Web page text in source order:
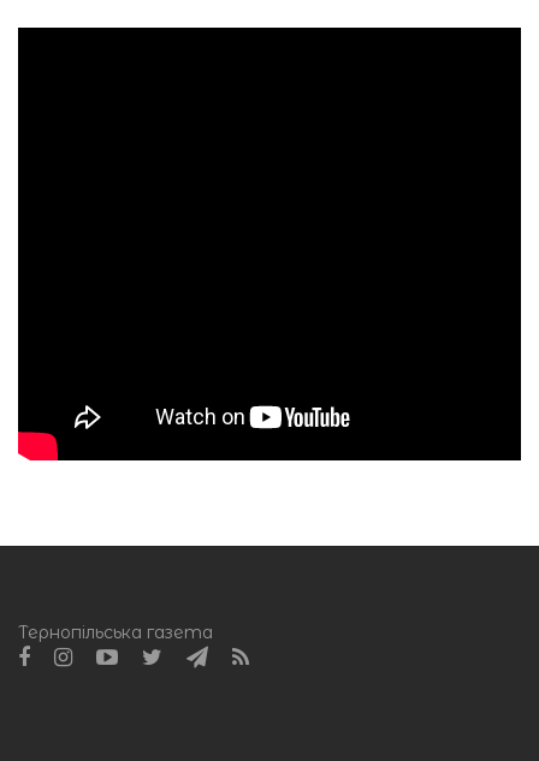
Тернопільська газета